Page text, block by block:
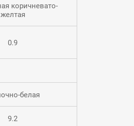
коричневато-
желтая
0.9
белая
9.2